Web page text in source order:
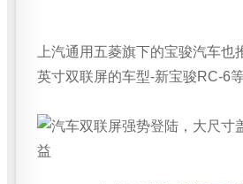
上汽通用五菱旗下的宝骏汽车也
英寸双联屏的车型-新宝骏RC-6等